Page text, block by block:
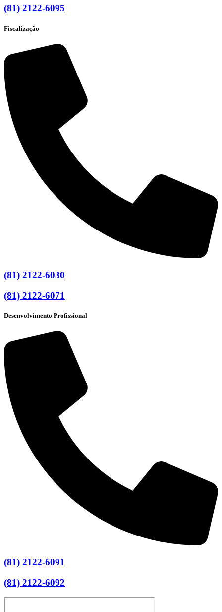
(81) 2122-6095
Fiscalização
(81) 2122-6030
(81) 2122-6071
Desenvolvimento Profissional
(81) 2122-6091
(81) 2122-6092